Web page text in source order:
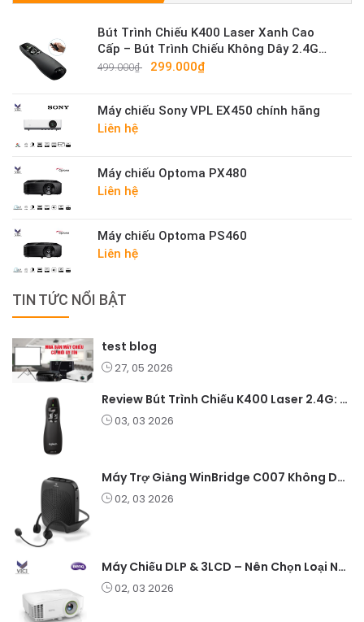
Bút Trình Chiếu K400 Laser Xanh Cao
Cấp – Bút Trình Chiếu Không Dây 2.4G
Sáng Mạnh
499.000₫ 299.000₫
Máy chiếu Sony VPL EX450 chính hãng
Liên hệ
Máy chiếu Optoma PX480
Liên hệ
Máy chiếu Optoma PS460
Liên hệ
TIN TỨC NỔI BẬT
test blog
27, 05 2026
Review Bút Trình Chiếu K400 Laser 2.4G: Nhỏ Gọn, Ổn Định, Lý Tưởng Cho Giáo Viên Và Doanh Nghiệp
03, 03 2026
Máy Trợ Giảng WinBridge C007 Không Dây – Pin Lâu, Âm Thanh Rõ
02, 03 2026
Máy Chiếu DLP & 3LCD – Nên Chọn Loại Nào Cho Văn Phòng & Giải Trí?
02, 03 2026